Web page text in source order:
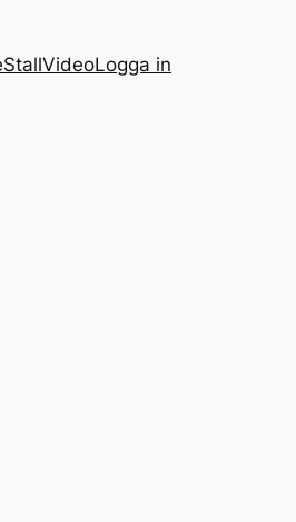
StallVideoLogga in